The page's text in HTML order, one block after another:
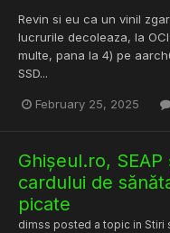
Revin si eu ca un vinil
lucrurile decoleaza, la
multe, pana la 4) pe
SSD...
February 25, 2025
Ghișeul.ro,
cardului de
picate
dimss posted a topic in Stiri